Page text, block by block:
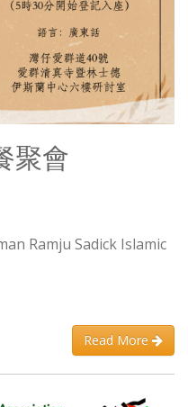
聚會
Ramju Sadick Islamic
Read More